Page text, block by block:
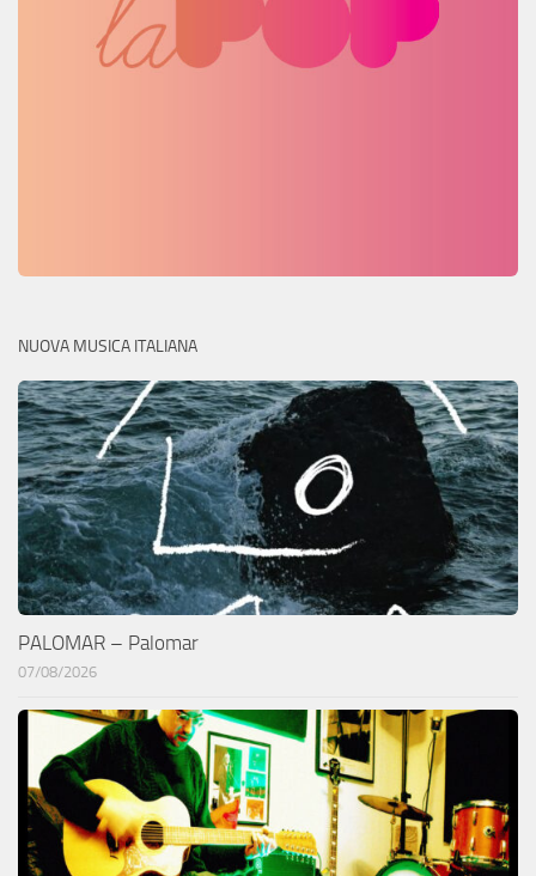
NUOVA MUSICA ITALIANA
PALOMAR – Palomar
07/08/2026